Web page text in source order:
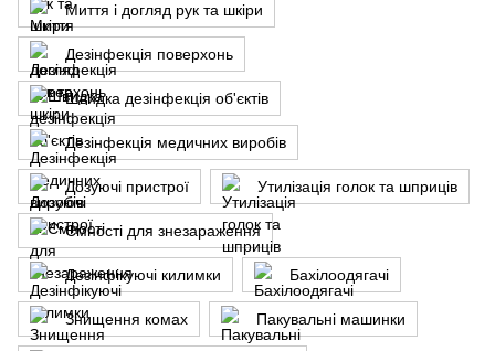
Миття і догляд рук та шкіри
Дезінфекція поверхонь
Швидка дезінфекція об'єктів
Дезінфекція медичних виробів
Дозуючі пристрої Утилізація голок та шприців
Ємності для знезараження
Дезінфікуючі килимки Бахілоодягачі
Знищення комах Пакувальні машинки